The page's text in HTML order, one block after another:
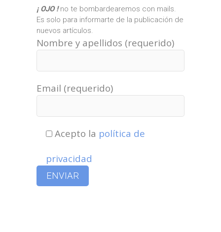
¡ OJO !no te bombardearemos con mails.
Es solo para informarte de la publicación de
nuevos artículos.
Nombre y apellidos (requerido)
Email (requerido)
Acepto la política de
privacidad